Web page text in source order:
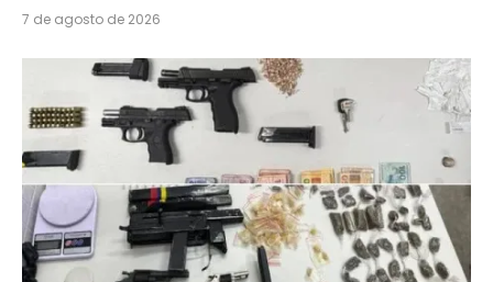
7 de agosto de 2026